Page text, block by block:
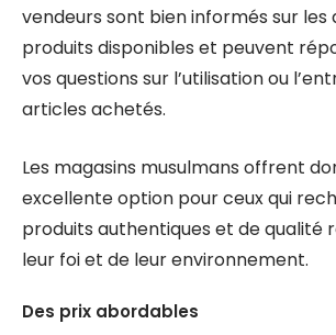
vendeurs sont bien informés sur les
produits disponibles et peuvent
vos questions sur l’utilisation ou
articles achetés.
Les magasins musulmans offrent
excellente option pour ceux qui
produits authentiques et de qualité
leur foi et de leur environnement.
Des prix abordables